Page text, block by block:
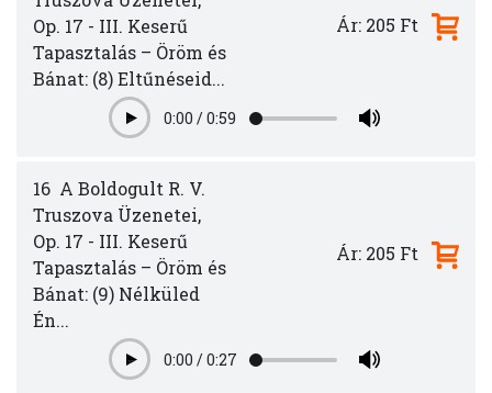
Op. 17 - III. Keserű
Tapasztalás – Öröm és
Bánat: (8) Eltűnéseid...
Play0:00 /0:59
Ár: 205 Ft
16 A Boldogult R. V.
Truszova Üzenetei,
Op. 17 - III. Keserű
Tapasztalás – Öröm és
Bánat: (9) Nélküled
Én...
Play0:00 /0:27
Ár: 205 Ft